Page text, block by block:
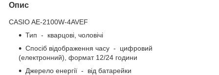
Опис
CASIO AE-2100W-4AVEF
Тип - кварцові, чоловічі
Спосіб відображення часу - цифровий
(електронний), формат 12/24 години
Джерело енергії - від батарейки